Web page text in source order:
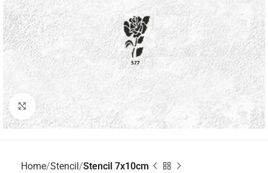
Click to enlarge
Home Stencil Stencil 7x10cm